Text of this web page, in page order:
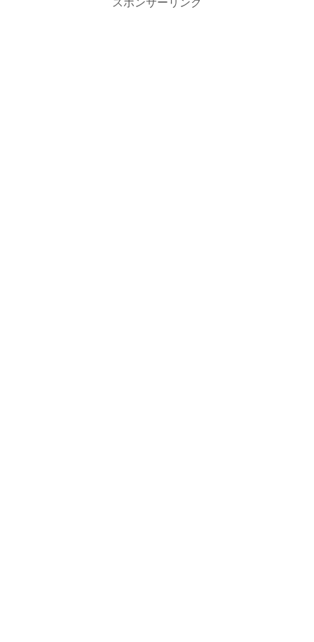
スポンサーリンク